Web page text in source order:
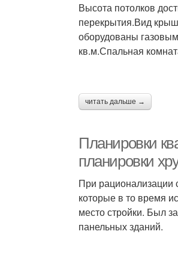
Высота потолков
перекрытия.Вид
оборудованы
кв.м.Спальная
читать дальше →
Планировки
планировки
При рационализации
которые в то время
место стройки. Был
панельных зданий.